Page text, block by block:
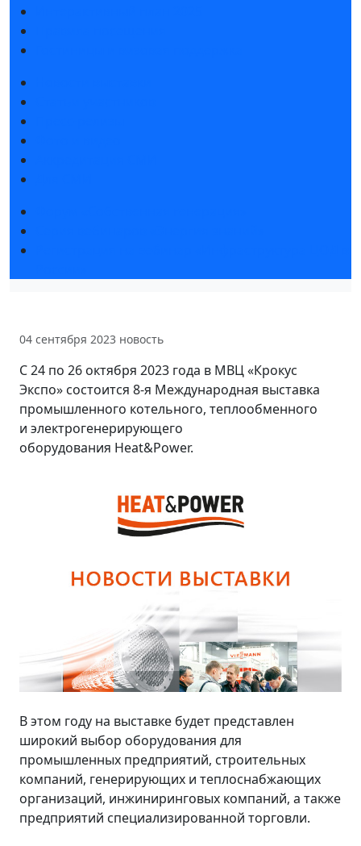
04 сентября 2023 новость
С 24 по 26 октября 2023 года в МВЦ «Крокус
Экспо» состоится 8-я Международная выставка
промышленного котельного, теплообменного
и электрогенерирующего
оборудования Heat&Power.
В этом году на выставке будет представлен
широкий выбор оборудования для
промышленных предприятий, строительных
компаний, генерирующих и теплоснабжающих
организаций, инжиниринговых компаний, а также
предприятий специализированной торговли.